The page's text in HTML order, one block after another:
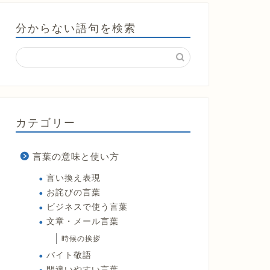
分からない語句を検索
カテゴリー
言葉の意味と使い方
言い換え表現
お詫びの言葉
ビジネスで使う言葉
文章・メール言葉
時候の挨拶
バイト敬語